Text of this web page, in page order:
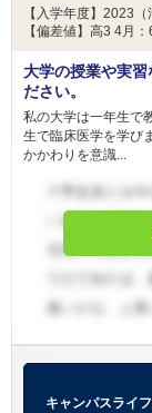
【入学年度】2023（
【偏差値】高3 4月
大学の授業や実
ださい。
私の大学は一年生で
生で臨床医学を学び
かかわりを意識...
キャンパスライ